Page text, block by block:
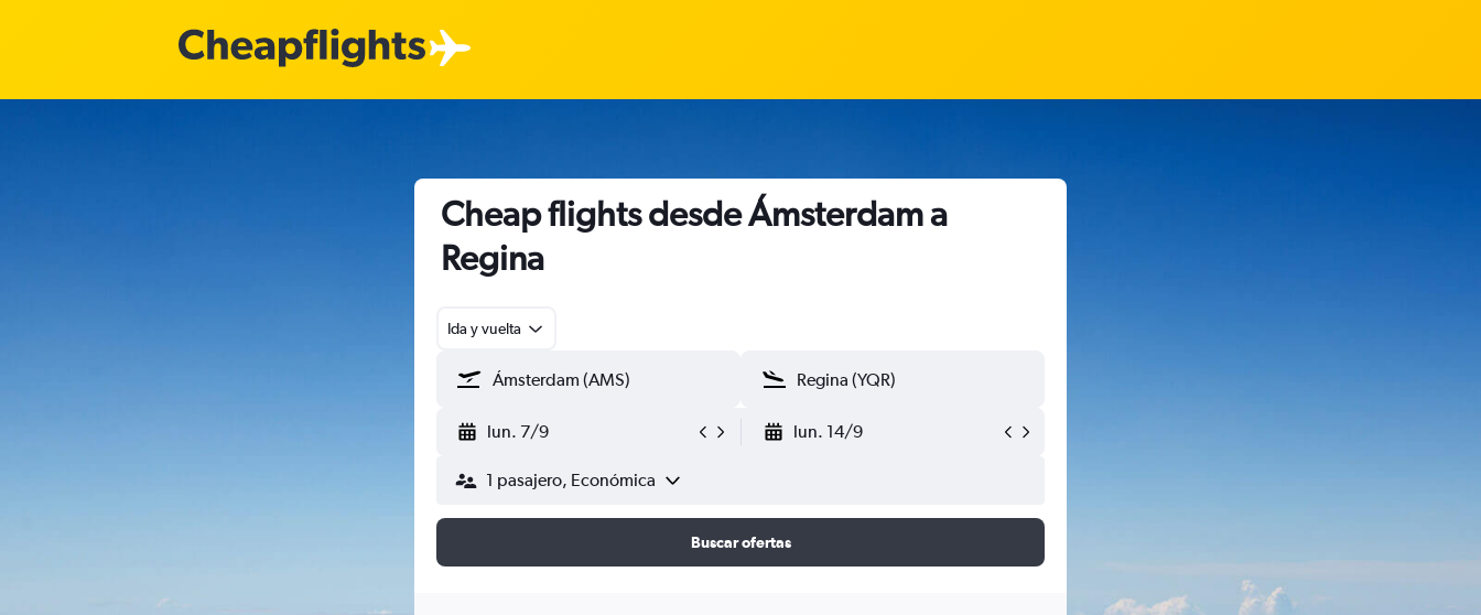
Cheap flights desde Ámsterdam a
Regina
Ida y vuelta
lun. 7/9 lun. 14/9
1 pasajero, Económica
Buscar ofertas